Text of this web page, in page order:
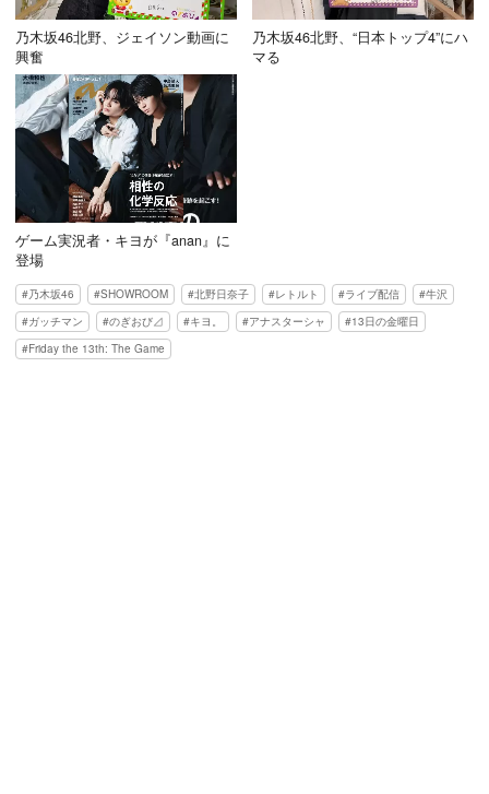
乃木坂46北野、ジェイソン動画に
興奮
乃木坂46北野、“日本トップ4”にハ
マる
ゲーム実況者・キヨが『anan』に
登場
乃木坂46 SHOWROOM 北野日奈子 レトルト ライブ配信
牛沢
ガッチマン
のぎおび⊿ キヨ。 アナスターシャ
13日の金曜日
Friday the 13th: The Game